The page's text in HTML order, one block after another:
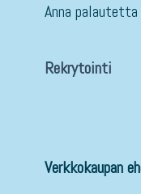
Anna palautetta
Rekrytointi
Verkkokaupan